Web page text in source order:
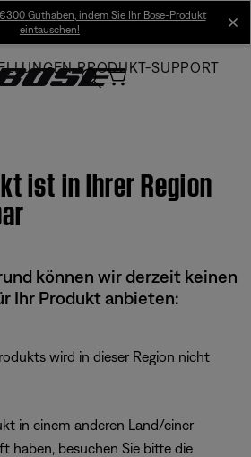
Guthaben, indem Sie Ihr Bose-Produkt
eintauschen!
PRODUKT-SUPPORT
ist in Ihrer Region
können wir derzeit keinen
Ihr Produkt anbieten:
wird in dieser Region nicht
in einem anderen Land/einer
haben, besuchen Sie bitte die